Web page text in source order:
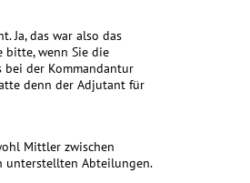
Ja, das war also das
bitte, wenn Sie die
bei der Kommandantur
denn der Adjutant für
Mittler zwischen
unterstellten Abteilungen.